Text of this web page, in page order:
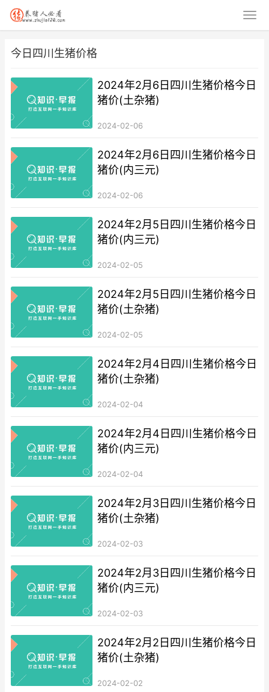
今日四川生猪价格
2024年2月6日四川生猪价格今日
猪价(土杂猪)
2024-02-06
2024年2月6日四川生猪价格今日
猪价(内三元)
2024-02-06
2024年2月5日四川生猪价格今日
猪价(内三元)
2024-02-05
2024年2月5日四川生猪价格今日
猪价(土杂猪)
2024-02-05
2024年2月4日四川生猪价格今日
猪价(土杂猪)
2024-02-04
2024年2月4日四川生猪价格今日
猪价(内三元)
2024-02-04
2024年2月3日四川生猪价格今日
猪价(土杂猪)
2024-02-03
2024年2月3日四川生猪价格今日
猪价(内三元)
2024-02-03
2024年2月2日四川生猪价格今日
猪价(土杂猪)
2024-02-02